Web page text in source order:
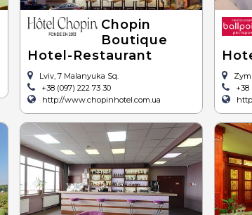
Chopin
Boutique
Hotel-Restaurant
Lviv, 7 Malanyuka Sq.
+38 (097) 222 73 30
http://www.chopinhotel.com.ua
+38